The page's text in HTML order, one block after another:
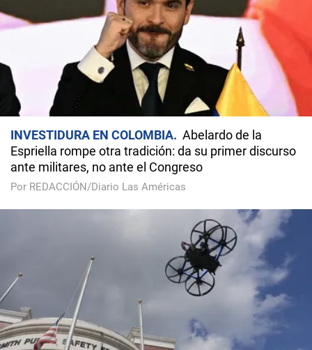
INVESTIDURA EN COLOMBIA
Abelardo de la
Espriella rompe otra tradición: da su primer discurso
ante militares, no ante el Congreso
Por REDACCIÓN/Diario Las Américas